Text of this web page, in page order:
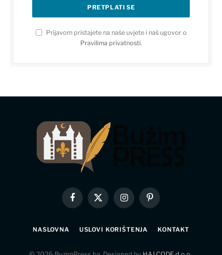
Prijavom pristajete na naše uvjete i naš ugovor o
Pravilima privatnosti.
Facebook
X
InstagramPinterest
NASLOVNA USLOVI KORIŠTENJA KONTAKT